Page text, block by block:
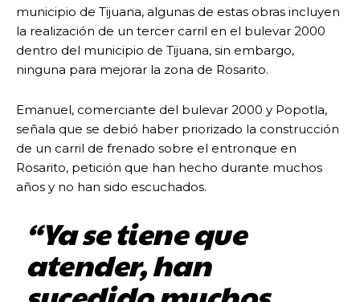
municipio de Tijuana, algunas de estas obras incluyen
la realización de un tercer carril en el bulevar 2000
dentro del municipio de Tijuana, sin embargo,
ninguna para mejorar la zona de Rosarito.
Emanuel, comerciante del bulevar 2000 y Popotla,
señala que se debió haber priorizado la construcción
de un carril de frenado sobre el entronque en
Rosarito, petición que han hecho durante muchos
años y no han sido escuchados.
“Ya se tiene que
atender, han